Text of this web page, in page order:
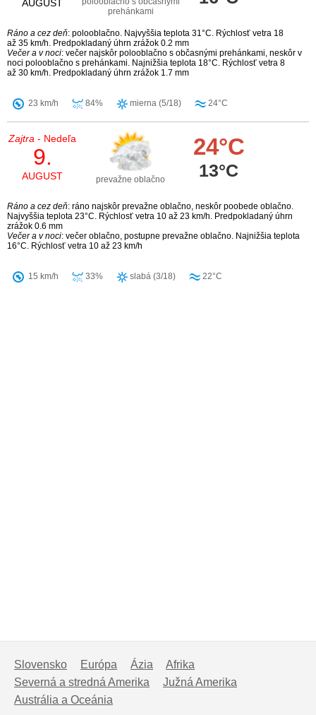
AUGUST
prehánkami
Ráno a cez deň: polooblačno. Najvyššia teplota 31°C. Rýchlosť vetra 18
až 35 km/h. Predpokladaný úhrn zrážok 0.2 mm
Večer a v noci: večer najskôr polooblačno s občasnými prehánkami, neskôr v
noci polooblačno s prehánkami. Najnižšia teplota 18°C. Rýchlosť vetra 8
až 30 km/h. Predpokladaný úhrn zrážok 1.7 mm
23 km/h 84% mierna (5/18) 24°C
Zajtra - Nedeľa
9.
AUGUST prevažne oblačno
24°C
13°C
Ráno a cez deň: ráno najskôr prevažne oblačno, neskôr poobede oblačno.
Najvyššia teplota 23°C. Rýchlosť vetra 10 až 23 km/h. Predpokladaný úhrn
zrážok 0.6 mm
Večer a v noci: večer oblačno, postupne prevažne oblačno. Najnižšia teplota
16°C. Rýchlosť vetra 10 až 23 km/h
15 km/h 33% slabá (3/18) 22°C
Slovensko Európa Ázia
Afrika
Severná a stredná Amerika
Južná Amerika
Austrália a Oceánia